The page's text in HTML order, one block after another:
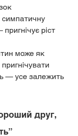
ріст
може як
— усе залежить
друг,